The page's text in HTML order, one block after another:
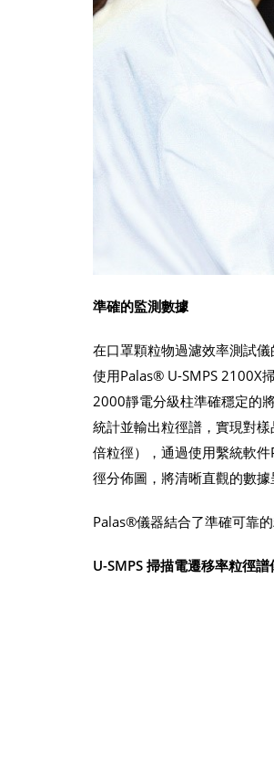
準確的監測數據
在口罩顆粒物過濾效率測試
使用Palas® U-SMPS 2100X
2000靜電分級柱準確穩定的
統計並輸出粒徑譜，實現對
倍粒徑），通過使用繫統軟
徑分佈圖，將清晰直觀的數據
Palas®儀器結合了準確可靠
U-SMPS 掃描電遷移率粒徑譜